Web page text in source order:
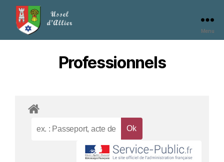
Menu
Professionnels